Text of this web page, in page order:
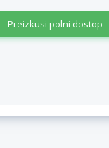
Preizkusi polni dostop